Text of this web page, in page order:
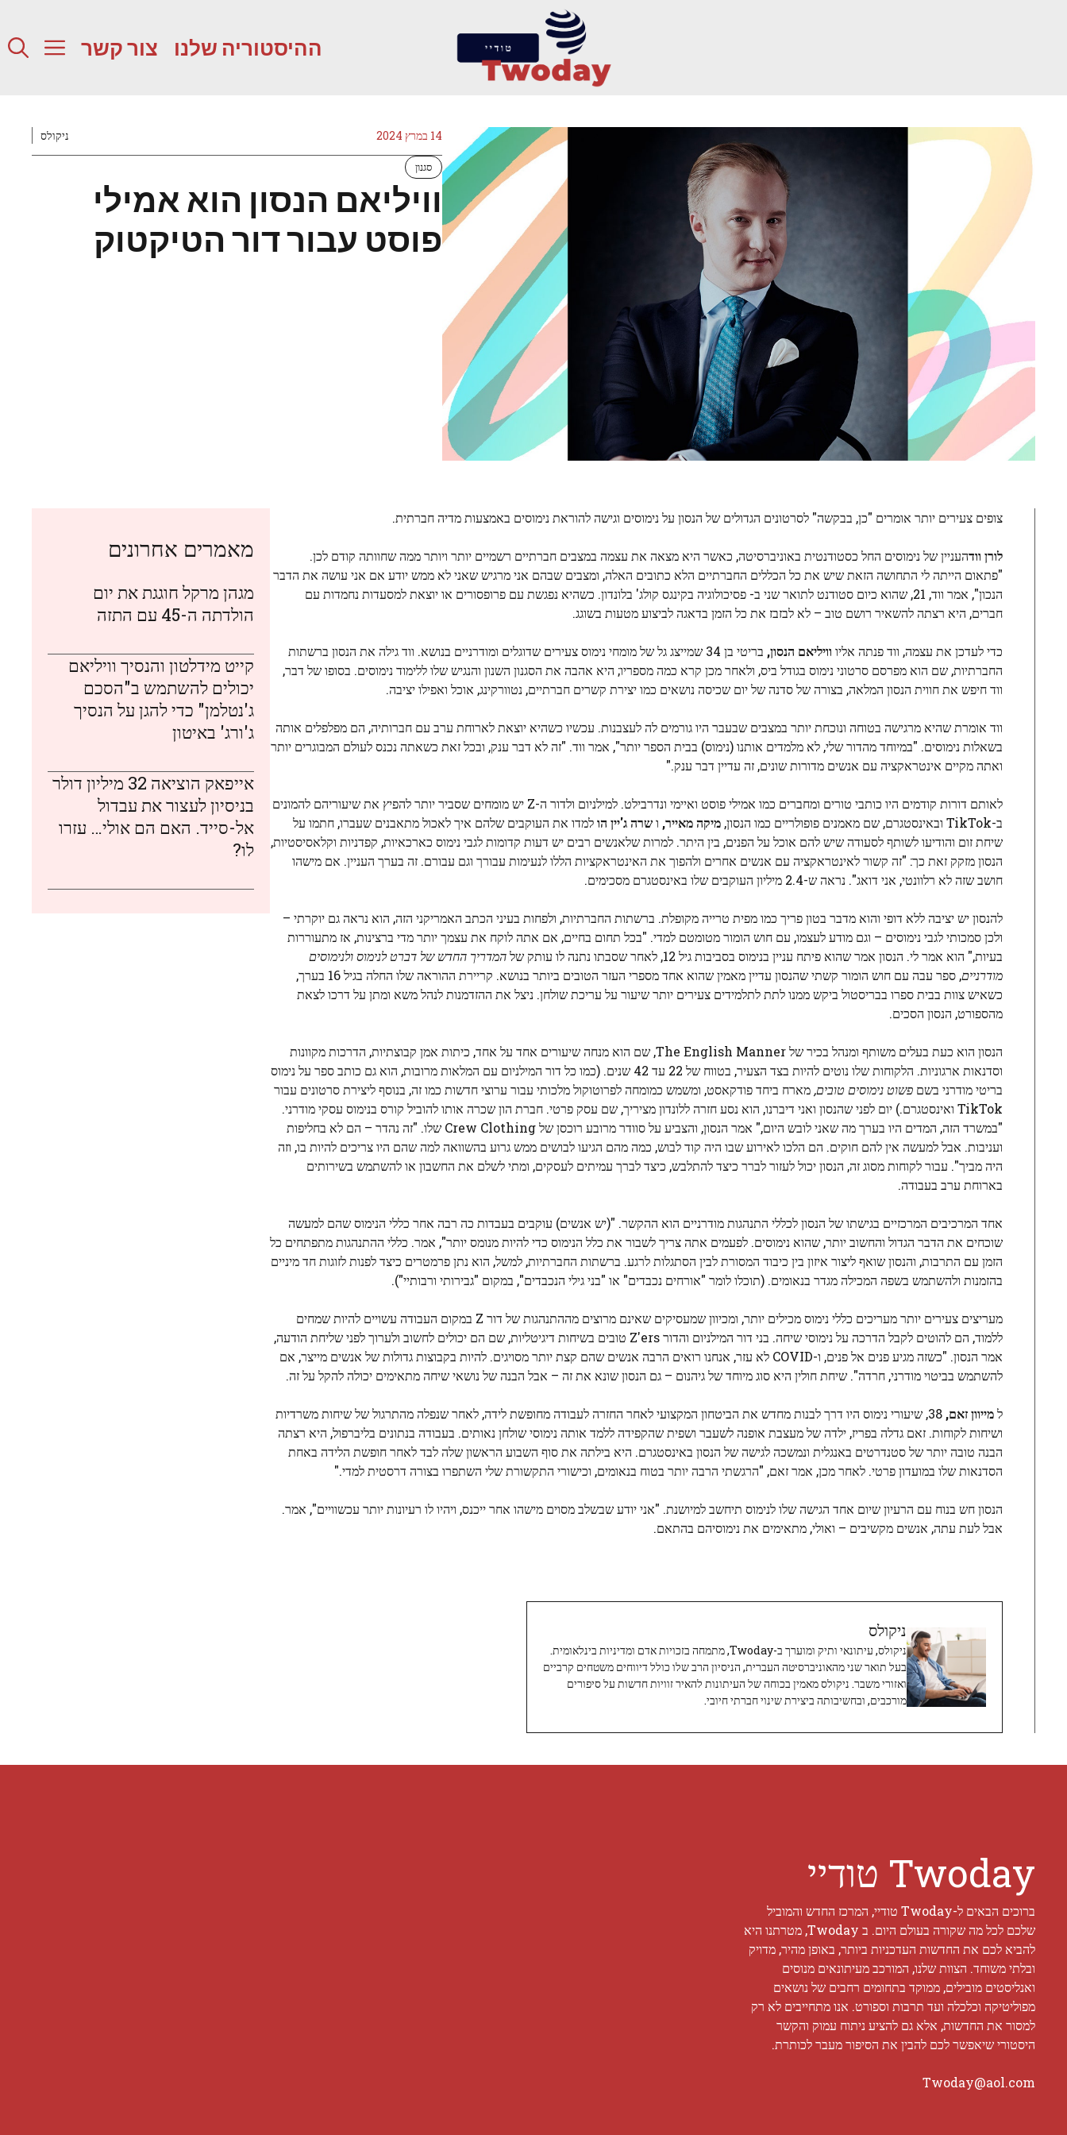
ההיסטוריה שלנו צור קשר
14 במרץ 2024 ניקולס
סגנון
וויליאם הנסון הוא אמילי
פוסט עבור דור הטיקטוק
צופים צעירים יותר אומרים "כן, בבקשה" לסרטונים הגדולים של הנסון על נימוסים וגישה להוראת נימוסים באמצעות מדיה חברתית.
לורן וודהעניין של נימוסים החל כסטודנטית באוניברסיטה, כאשר היא מצאה את עצמה במצבים חברתיים רשמיים יותר ויותר ממה שחוותה קודם לכן.
"פתאום הייתה לי התחושה הזאת שיש את כל הכללים החברתיים הלא כתובים האלה, ומצבים שבהם אני מרגיש שאני לא ממש יודע אם אני עושה את הדבר
הנכון", אמר ווד, 21, שהוא כיום סטודנט לתואר שני ב- פסיכולוגיה בקינגס קולג' בלונדון. כשהיא נפגשת עם פרופסורים או יוצאת למסעדות נחמדות עם
חברים, היא רצתה להשאיר רושם טוב – לא לבזבז את כל הזמן בדאגה לביצוע מטעות בשוגג.
כדי לעדכן את עצמה, ווד פנתה אליו וויליאם הנסון,
בריטי בן 34 שמייצג גל של מומחי נימוס צעירים שדוגלים ומודרניים בנושא. ווד גילה את הנסון ברשתות
החברתיות, שם הוא מפרסם סרטוני נימוס בגודל ביס, ולאחר מכן קרא כמה מספריו; היא אהבה את הסגנון השנון והנגיש שלו ללימוד נימוסים. בסופו של דבר,
ווד חיפש את חווית הנסון המלאה, בצורה של סדנה של יום שכיסה נושאים כמו יצירת קשרים חברתיים, נטוורקינג, אוכל ואפילו יציבה.
ווד אומרת שהיא מרגישה בטוחה ונוכחת יותר במצבים שבעבר היו גורמים לה לעצבנות. עכשיו כשהיא יוצאת לארוחת ערב עם חברותיה, הם מפלפלים אותה
בשאלות נימוסים. "במיוחד מהדור שלי, לא מלמדים אותנו (נימוס) בבית הספר יותר", אמר ווד. "זה לא דבר ענק, ובכל זאת כשאתה נכנס לעולם המבוגרים יותר
ואתה מקיים אינטראקציה עם אנשים מדורות שונים, זה עדיין דבר ענק."
לאותם דורות קודמים היו כותבי טורים ומחברים כמו אמילי פוסט ואיימי ונדרבילט. למילניום ולדור ה-Z יש מומחים שסביר יותר להפיץ את שיעוריהם להמונים
ב-TikTok ובאינסטגרם, שם מאמנים פופולריים כמו הנסון,
מיקה מאייר, ושרה ג'יין הולמדו את העוקבים שלהם איך לאכול מתאבנים שעברו, חתמו על
שיחת זום והודיעו לשותף לסעודה שיש להם אוכל על הפנים, בין היתר. למרות שלאנשים רבים יש דעות קדומות לגבי נימוס כארכאיות, קפדניות וקלאסיסטיות,
הנסון מזקק זאת כך: "זה קשור לאינטראקציה עם אנשים אחרים ולהפוך את האינטראקציות הללו לנעימות עבורך וגם עבורם. זה בערך העניין. אם מישהו
חושב שזה לא רלוונטי, אני דואג". נראה ש-2.4 מיליון העוקבים שלו באינסטגרם מסכימים.
להנסון יש יציבה ללא דופי והוא מדבר בטון פריך כמו מפית טרייה מקופלת. ברשתות החברתיות, ולפחות בעיני הכתב האמריקני הזה, הוא נראה גם יוקרתי –
ולכן סמכותי לגבי נימוסים – וגם מודע לעצמו, עם חוש הומור מטומטם למדי. "בכל תחום בחיים, אם אתה לוקח את עצמך יותר מדי ברצינות, אז מתעוררות
בעיות," הוא אמר לי. הנסון אמר שהוא פיתח עניין בנימוס בסביבות גיל 12, לאחר שסבתו נתנה לו עותק של
המדריך החדש של דברט לנימוס ולנימוסים
מודרניים
, ספר עבה עם חוש הומור קשתי שהנסון עדיין מאמין שהוא אחד מספרי העזר הטובים ביותר בנושא. קריירת ההוראה שלו החלה בגיל 16 בערך,
כשאיש צוות בבית ספרו בבריסטול ביקש ממנו לתת לתלמידים צעירים יותר שיעור על עריכת שולחן. ניצל את ההזדמנות לנהל משא ומתן על דרכו לצאת
מהספורט, הנסון הסכים.
הנסון הוא כעת בעלים משותף ומנהל בכיר של The English Manner, שם הוא מנחה שיעורים אחד על אחד, כיתות אמן קבוצתיות, הדרכות מקוונות
וסדנאות ארגוניות. הלקוחות שלו נוטים להיות בצד הצעיר, בטווח של 22 עד 42 שנים. (כמו כל דור המילניום עם המלאות מרובות, הוא גם כותב ספר על נימוס
בריטי מודרני בשם פשוט נימוסים טובים, מארח ביחד פודקאסט, ומשמש כמומחה לפרוטוקול מלכותי עבור ערוצי חדשות כמו זה, בנוסף ליצירת סרטונים עבור
TikTok ואינסטגרם.) יום לפני שהנסון ואני דיברנו, הוא נסע חזרה ללונדון מציריך, שם עסק פרטי. חברת הון שכרה אותו להוביל קורס בנימוס עסקי מודרני.
"במשרד הזה, המדים היו בערך מה שאני לובש היום," אמר הנסון, והצביע על סוודר מרובע רוכסן של Crew Clothing שלו. "זה נהדר – הם לא בחליפות
ועניבות. אבל למעשה אין להם חוקים. הם הלכו לאירוע שבו היה קוד לבוש, כמה מהם הגיעו לבושים ממש גרוע בהשוואה למה שהם היו צריכים להיות בו, וזה
היה מביך". עבור לקוחות מסוג זה, הנסון יכול לעזור לברר כיצד להתלבש, כיצד לברך עמיתים לעסקים, ומתי לשלם את החשבון או להשתמש בשירותים
בארוחת ערב בעבודה.
אחד המרכיבים המרכזיים בגישתו של הנסון לכללי התנהגות מודרניים הוא ההקשר. "(יש אנשים) עוקבים בעבדות כה רבה אחר כללי הנימוס שהם למעשה
שוכחים את הדבר הגדול והחשוב יותר, שהוא נימוסים. לפעמים אתה צריך לשבור את כלל הנימוס כדי להיות מנומס יותר", אמר. כללי ההתנהגות מתפתחים כל
הזמן עם התרבות, והנסון שואף ליצור איזון בין כיבוד המסורת לבין הסתגלות לרגע. ברשתות החברתיות, למשל, הוא נתן פרמטרים כיצד לפנות לזוגות חד מיניים
בהזמנות ולהשתמש בשפה המכילה מגדר בנאומים. (תוכלו לומר "אורחים נכבדים" או "בני גילי הנכבדים", במקום "גבירותי ורבותיי").
מעריצים צעירים יותר מעריכים כללי נימוס מכילים יותר, ומכיוון שמעסיקים שאינם מרוצים מההתנהגות של דור Z במקום העבודה עשויים להיות שמחים
ללמוד, הם להוטים לקבל הדרכה על נימוסי שיחה. בני דור המילניום והדור Z'ers טובים בשיחות דיגיטליות, שם הם יכולים לחשוב ולערוך לפני שליחת הודעה,
אמר הנסון. "כשזה מגיע פנים אל פנים, ו-COVID לא עזר, אנחנו רואים הרבה אנשים שהם קצת יותר מסויגים. להיות בקבוצות גדולות של אנשים מייצר, אם
להשתמש בביטוי מודרני, חרדה". שיחת חולין היא סוג מיוחד של גיהנום – גם הנסון שונא את זה – אבל הבנה של נושאי שיחה מתאימים יכולה להקל על זה.
למייוון זאם,
38, שיעורי נימוס היו דרך לבנות מחדש את הביטחון המקצועי לאחר החזרה לעבודה מחופשת לידה, לאחר שנפלה מהתרגול של שיחות משרדיות
ושיחות לקוחות. זאם גדלה בפריז, ילדה של מעצבת אופנה לשעבר ושפית שהקפידה ללמד אותה נימוסי שולחן נאותים. בעבודה בנתונים בליברפול, היא רצתה
הבנה טובה יותר של סטנדרטים באנגלית ונמשכה לגישה של הנסון באינסטגרם. היא בילתה את סוף השבוע הראשון שלה לבד לאחר חופשת הלידה באחת
הסדנאות שלו במועדון פרטי. לאחר מכן, אמר זאם, "הרגשתי הרבה יותר בטוח בנאומים, וכישורי התקשורת שלי השתפרו בצורה דרסטית למדי."
הנסון חש בנוח עם הרעיון שיום אחד הגישה שלו לנימוס תיחשב למיושנת. "אני יודע שבשלב מסוים מישהו אחר ייכנס, ויהיו לו רעיונות יותר עכשוויים", אמר.
אבל לעת עתה, אנשים מקשיבים – ואולי, מתאימים את נימוסיהם בהתאם.
ניקולס
ניקולס, עיתונאי ותיק ומוערך ב-Twoday, מתמחה בזכויות אדם ומדיניות בינלאומית.
בעל תואר שני מהאוניברסיטה העברית, הניסיון הרב שלו כולל דיווחים משטחים קרביים
ואזורי משבר. ניקולס מאמין בכוחה של העיתונות להאיר זוויות חדשות על סיפורים
מורכבים, ובחשיבותה ביצירת שינוי חברתי חיובי.
מאמרים אחרונים
מגהן מרקל חוגגת את יום
הולדתה ה-45 עם התזה
קייט מידלטון והנסיך וויליאם
יכולים להשתמש ב"הסכם
ג'נטלמן" כדי להגן על הנסיך
ג'ורג' באיטון
אייפאק הוציאה 32 מיליון דולר
בניסיון לעצור את עבדול
אל-סייד. האם הם אולי… עזרו
לו?
Twoday טודיי
ברוכים הבאים ל-Twoday טודיי, המרכז החדש והמוביל
שלכם לכל מה שקורה בעולם היום. ב Twoday, מטרתנו היא
להביא לכם את החדשות העדכניות ביותר, באופן מהיר, מדויק
ובלתי משוחד. הצוות שלנו, המורכב מעיתונאים מנוסים
ואנליסטים מובילים, ממוקד בתחומים רחבים של נושאים
מפוליטיקה וכלכלה ועד תרבות וספורט. אנו מתחייבים לא רק
למסור את החדשות, אלא גם להציע ניתוח עמוק והקשר
היסטורי שיאפשר לכם להבין את הסיפור מעבר לכותרת.
Twoday@aol.com